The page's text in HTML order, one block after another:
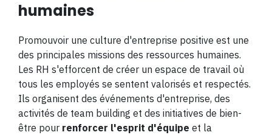
humaines
Promouvoir une culture d'entreprise positive est une
des principales missions des ressources humaines.
Les RH s'efforcent de créer un espace de travail où
tous les employés se sentent valorisés et respectés.
Ils organisent des événements d'entreprise, des
activités de team building et des initiatives de bien-
être pour renforcer l'esprit d'équipe et la